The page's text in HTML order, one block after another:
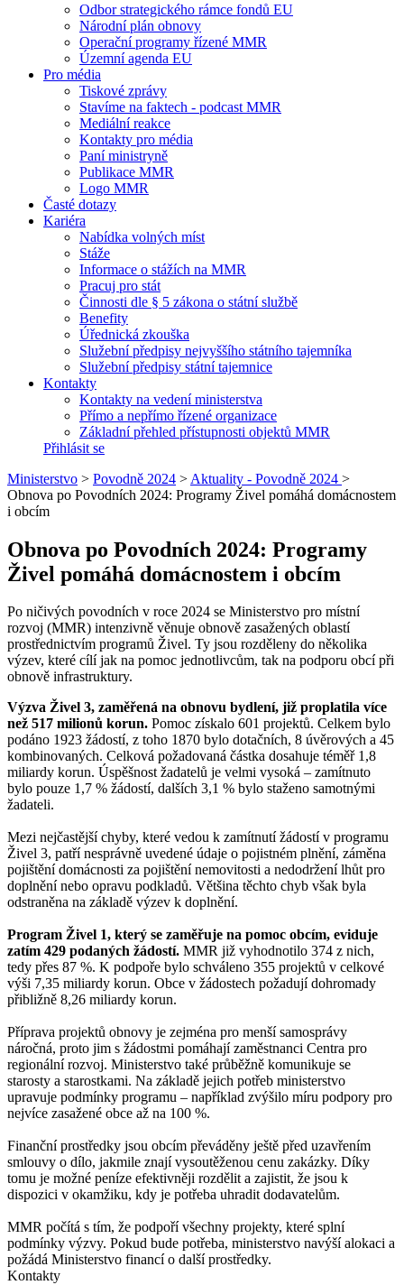
Odbor strategického rámce fondů EU
Národní plán obnovy
Operační programy řízené MMR
Územní agenda EU
Pro média
Tiskové zprávy
Stavíme na faktech - podcast MMR
Mediální reakce
Kontakty pro média
Paní ministryně
Publikace MMR
Logo MMR
Časté dotazy
Kariéra
Nabídka volných míst
Stáže
Informace o stážích na MMR
Pracuj pro stát
Činnosti dle § 5 zákona o státní službě
Benefity
Úřednická zkouška
Služební předpisy nejvyššího státního tajemníka
Služební předpisy státní tajemnice
Kontakty
Kontakty na vedení ministerstva
Přímo a nepřímo řízené organizace
Základní přehled přístupnosti objektů MMR
Přihlásit se
Ministerstvo > Povodně 2024 > Aktuality - Povodně 2024 >
Obnova po Povodních 2024: Programy Živel pomáhá domácnostem
i obcím
Obnova po Povodních 2024: Programy
Živel pomáhá domácnostem i obcím
Po ničivých povodních v roce 2024 se Ministerstvo pro místní
rozvoj (MMR) intenzivně věnuje obnově zasažených oblastí
prostřednictvím programů Živel. Ty jsou rozděleny do několika
výzev, které cílí jak na pomoc jednotlivcům, tak na podporu obcí při
obnově infrastruktury.
Výzva Živel 3, zaměřená na obnovu bydlení, již proplatila více
než 517 milionů korun. Pomoc získalo 601 projektů. Celkem bylo
podáno 1923 žádostí, z toho 1870 bylo dotačních, 8 úvěrových a 45
kombinovaných. Celková požadovaná částka dosahuje téměř 1,8
miliardy korun. Úspěšnost žadatelů je velmi vysoká – zamítnuto
bylo pouze 1,7 % žádostí, dalších 3,1 % bylo staženo samotnými
žadateli.
Mezi nejčastější chyby, které vedou k zamítnutí žádostí v programu
Živel 3, patří nesprávně uvedené údaje o pojistném plnění, záměna
pojištění domácnosti za pojištění nemovitosti a nedodržení lhůt pro
doplnění nebo opravu podkladů. Většina těchto chyb však byla
odstraněna na základě výzev k doplnění.
Program Živel 1, který se zaměřuje na pomoc obcím, eviduje
zatím 429 podaných žádostí. MMR již vyhodnotilo 374 z nich,
tedy přes 87 %. K podpoře bylo schváleno 355 projektů v celkové
výši 7,35 miliardy korun. Obce v žádostech požadují dohromady
přibližně 8,26 miliardy korun.
Příprava projektů obnovy je zejména pro menší samosprávy
náročná, proto jim s žádostmi pomáhají zaměstnanci Centra pro
regionální rozvoj. Ministerstvo také průběžně komunikuje se
starosty a starostkami. Na základě jejich potřeb ministerstvo
upravuje podmínky programu – například zvýšilo míru podpory pro
nejvíce zasažené obce až na 100 %.
Finanční prostředky jsou obcím převáděny ještě před uzavřením
smlouvy o dílo, jakmile znají vysoutěženou cenu zakázky. Díky
tomu je možné peníze efektivněji rozdělit a zajistit, že jsou k
dispozici v okamžiku, kdy je potřeba uhradit dodavatelům.
MMR počítá s tím, že podpoří všechny projekty, které splní
podmínky výzvy. Pokud bude potřeba, ministerstvo navýší alokaci a
požádá Ministerstvo financí o další prostředky.
Kontakty